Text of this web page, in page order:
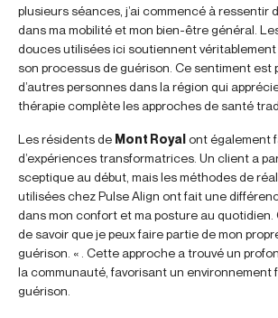
plusieurs séances, j’ai commencé à ressentir
dans ma mobilité et mon bien-être général.
douces utilisées ici soutiennent
son processus de guérison. Ce sentiment est
d’autres personnes dans la région qui
thérapie complète les approches de santé
Les résidents de Mont Royalont également
d’expériences transformatrices. Un client a
sceptique au début, mais les méthodes de
utilisées chez Pulse Align ont fait une
dans mon confort et ma posture au quotidien.
de savoir que je peux faire partie de mon
guérison. « . Cette approche a trouvé un
la communauté, favorisant un environnement
guérison.